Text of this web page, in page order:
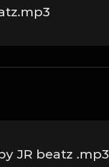
JR beatz .mp3